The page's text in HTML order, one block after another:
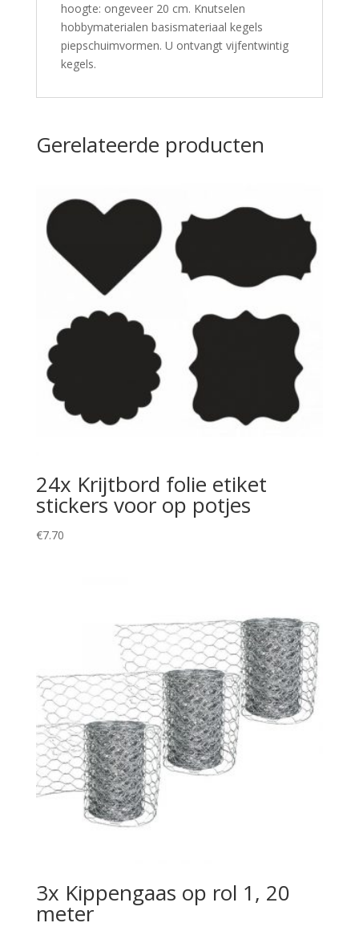
hoogte: ongeveer 20 cm. Knutselen
hobbymaterialen basismateriaal kegels
piepschuimvormen. U ontvangt vijfentwintig
kegels.
Gerelateerde producten
24x Krijtbord folie etiket
stickers voor op potjes
€7.70
3x Kippengaas op rol 1, 20
meter